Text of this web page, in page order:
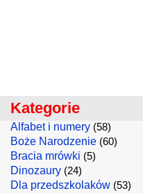
Kategorie
Alfabet i numery (58)
Boże Narodzenie (60)
Bracia mrówki (5)
Dinozaury (24)
Dla przedszkolaków (53)